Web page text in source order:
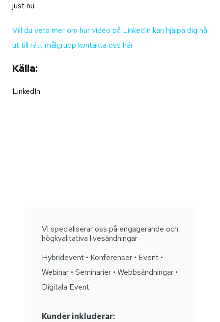
just nu.
Vill du veta mer om hur video på LinkedIn kan hjälpa dig nå
ut till rätt målgrupp kontakta oss här
Källa:
LinkedIn
Vi specialiserar oss på engagerande och
högkvalitativa livesändningar
Hybridevent • Konferenser • Event •
Webinar • Seminarier • Webbsändningar •
Digitala Event
Kunder inkluderar: